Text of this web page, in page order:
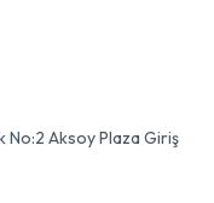
No:2 Aksoy Plaza Giriş